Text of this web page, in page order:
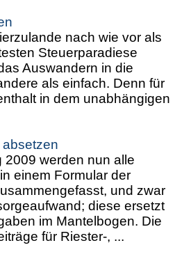
nach wie vor als
Steuerparadiese
Auswandern in die
als einfach. Denn für
in dem unabhängigen
2009 werden nun alle
einem Formular der
und zwar
diese ersetzt
im Mantelbogen. Die
für Riester-, ...